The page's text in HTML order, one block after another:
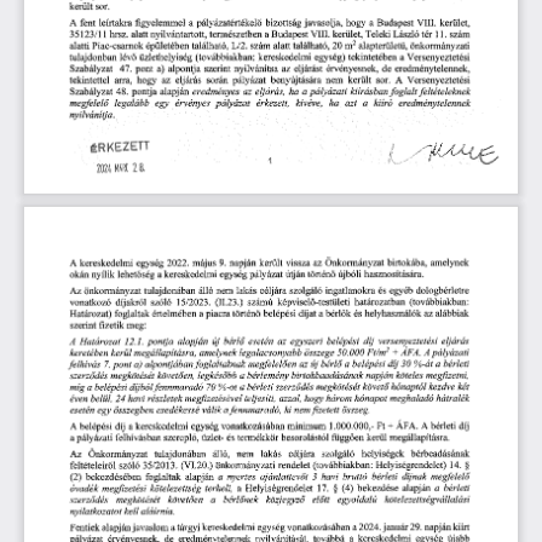
került sor.
A fent leírtakra figyelemmel a pályázatértékelő bizottság javasolja, hogy a Budapest VIII. kerület,
35123/11 hrsz. alattnyilvántartott, természetben a Budapest VIII. kerület, Teleki László tér 11. szám
alatti Piac-csarnok épületében található, L/2. szám alatt található, 20 m2 alapterületű, önkormányzati
tulajdonban lévő üzlethelyiség (továbbiakban: kereskedelmi egység) tekintetében a Versenyeztetési
Szabályzat
47. pont a) alpontja szerint nyilvánítsa az eljárást érvényesnek, de eredménytelennek,
tekintettel arra, hogy az eljárás során pályázat benyújtására nem került sor. A Versenyeztetési
Szabályzat 48. pontja alapján eredményes az eljárás, ha a pályázati kiírásban foglaltfeltételeknek
megfelelő legalább egy érvényes pályázat érkezett, kivéve, ha azt a kiíró eredménytelennek
nyilvánítja.
ÉRKEZETT
2024
28.
A kereskedelmi egység 2022. május 9. napján került vissza az Önkormányzat birtokába, amelynek
okán nyílik lehetőség a kereskedelmi egységpályázat útjántörténő újbóli hasznosítására.
Az önkormányzat tulajdonában álló nem lakás céljára szolgáló ingatlanokra és egyéb dologbérletre
vonatkozó díjakról szóló 15/2023. (11.23.) számú képviselő-testületi határozatban (továbbiakban:
Határozat) foglaltak értelmében a piacratörténő belépési díjat abérlők és helyhasználók az alábbiak
szerint fizetik meg:
A Határozat 12.1. pontja alapján új bérlő esetén az egyszeri belépési díj versenyeztetési eljárás
keretében kerülmegállapításra, amelynek legalacsonyabb összege 50.000 Ft/m2 + AFA. A pályázati
felhívás 7. pont a) alpontjában foglaltaknakmegfelelően az új bérlő a belépési díj 30 %-át a bérleti
szerződés megkötését követően, legkésőbb a bérlemény birtokbaadásánaknapján köteles megfizetni,
míga belépési díjbólfennmaradó 70 %-ot a bérleti szerződés megkötését követőhónaptólkezdve két
éven belül, 24 havi részletek megfizetésével teljesíti, azzal, hogy három hónapot meghaladó hátralék
esetén egy összegben esedékessé válikafennmaradó, ki nemfizetett összeg.
A belépési díj a kereskedelmi egység vonatkozásában minimum 1.000.000,- Ft + ÁFA. A bérleti díj
apályázati felhívásban szereplő, üzlet- és termékkör besorolástól függően kerül megállapításra.
Az
Önkormányzat tulajdonában álló, nem lakás céljára szolgáló helyiségek
bérbeadásának
feltételeiről szóló 35/2013. (VL20.) önkormányzati rendelet (továbbiakban: Helyiségrendelet) 14. §
(2) bekezdésében foglaltak alapján a nyertes ajánlattevőt 3 havi bruttó bérleti díjnak megfelelő
óvadék megfizetési kötelezettség terheli, a Helyiségrendelet 17. § (4) bekezdése alapján a bérleti
szerződés
megkötését követően a bérlőnek közjegyző előtt egyoldalú
kötelezettségvállalási
nyilatkozatotkellaláírnia.
Fentiekalapján javaslomatárgyi kereskedelmi egységvonatkozásában a 2024. január29. napjánkiírt